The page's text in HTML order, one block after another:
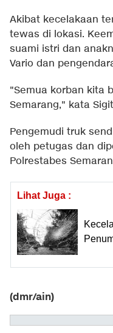
Akibat kecelakaan
tewas di lokasi.
suami istri dan
Vario dan
"Semua korban kita
Semarang," kata
Pengemudi truk
oleh petugas dan
Polrestabes
Lihat Juga :
(dmr/ain)